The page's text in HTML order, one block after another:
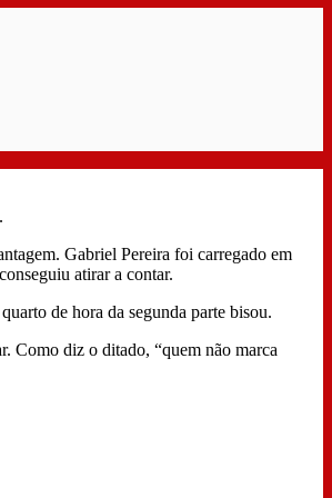
Gabriel Pereira foi carregado em
atirar a contar.
de hora da segunda parte bisou.
Como diz o ditado, “quem não marca